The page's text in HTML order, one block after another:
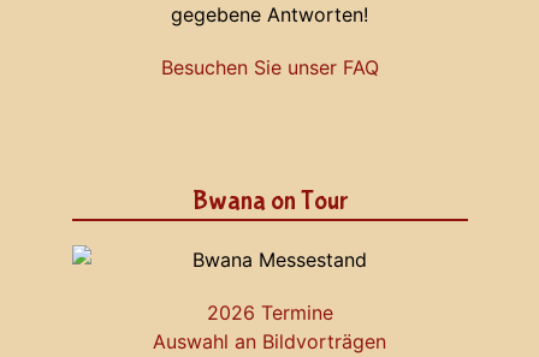
gegebene Antworten!
Besuchen Sie unser FAQ
Bwana on Tour
2026 Termine
Auswahl an Bildvorträgen